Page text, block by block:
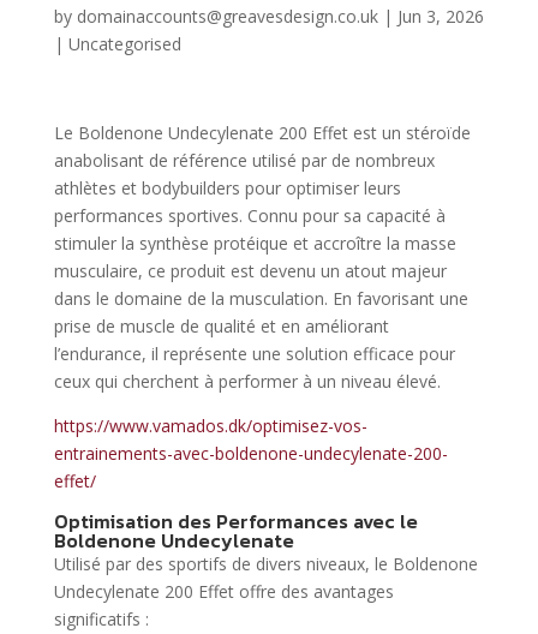
by domainaccounts@greavesdesign.co.uk| Jun 3, 2026
| Uncategorised
Le Boldenone Undecylenate 200 Effet est un stéroïde
anabolisant de référence utilisé par de nombreux
athlètes et bodybuilders pour optimiser leurs
performances sportives. Connu pour sa capacité à
stimuler la synthèse protéique et accroître la masse
musculaire, ce produit est devenu un atout majeur
dans le domaine de la musculation. En favorisant une
prise de muscle de qualité et en améliorant
l’endurance, il représente une solution efficace pour
ceux qui cherchent à performer à un niveau élevé.
https://www.vamados.dk/optimisez-vos-
entrainements-avec-boldenone-undecylenate-200-
effet/
Optimisation des Performances avec le
Boldenone Undecylenate
Utilisé par des sportifs de divers niveaux, le Boldenone
Undecylenate 200 Effet offre des avantages
significatifs :